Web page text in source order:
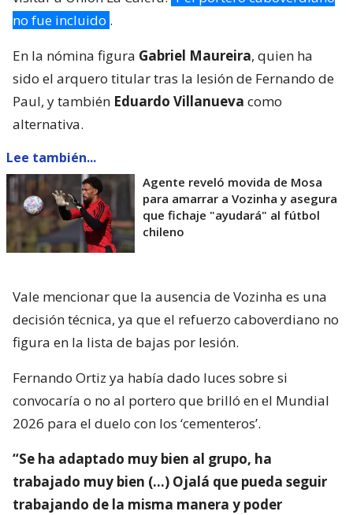
no fue incluido .
En la nómina figura Gabriel Maureira, quien ha
sido el arquero titular tras la lesión de Fernando de
Paul, y también Eduardo Villanueva como
alternativa.
Lee también...
Agente reveló movida de Mosa
para amarrar a Vozinha y asegura
que fichaje "ayudará" al fútbol
chileno
Vale mencionar que la ausencia de Vozinha es una
decisión técnica, ya que el refuerzo caboverdiano no
figura en la lista de bajas por lesión.
Fernando Ortiz ya había dado luces sobre si
convocaría o no al portero que brilló en el Mundial
2026 para el duelo con los ‘cementeros’.
“Se ha adaptado muy bien al grupo, ha
trabajado muy bien (…) Ojalá que pueda seguir
trabajando de la misma manera y poder